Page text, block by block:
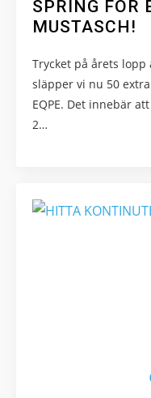
SPRING FÖR
MUSTASCH!
Trycket på årets
släpper vi nu 50
EQPE. Det innebär
2…